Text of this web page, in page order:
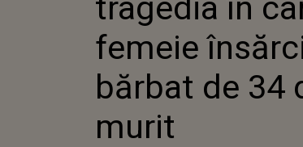
tragedia în
femeie
bărbat de 34
murit